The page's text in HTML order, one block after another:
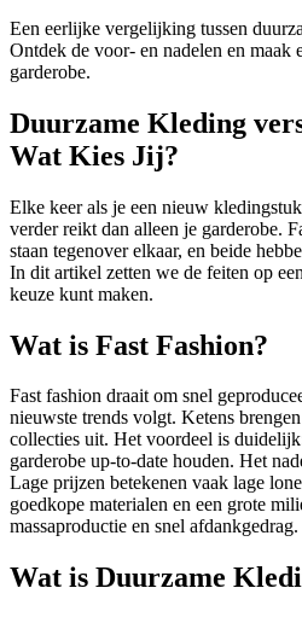
Een eerlijke vergelijking tussen
Ontdek de voor- en nadelen en maak
garderobe.
Duurzame Kleding
Wat Kies Jij?
Elke keer als je een nieuw
verder reikt dan alleen je garderobe.
staan tegenover elkaar, en beide
In dit artikel zetten we de feiten op
keuze kunt maken.
Wat is Fast Fashion?
Fast fashion draait om snel
nieuwste trends volgt. Ketens
collecties uit. Het voordeel is
garderobe up-to-date houden. Het
Lage prijzen betekenen vaak lage
goedkope materialen en een grote
massaproductie en snel afdankgedrag.
Wat is Duurzame